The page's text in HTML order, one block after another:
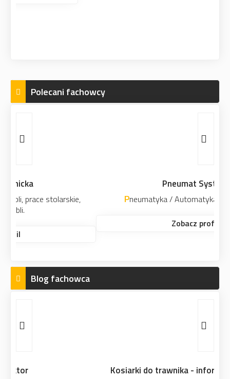
Polecani fachowcy
Pneumatyka / Automatyka przemysłowa
Blog fachowca
Kosiarki do trawnika - informacje techniczne